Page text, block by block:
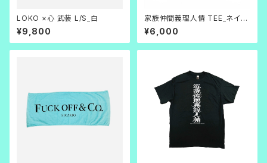
LOKO ×心 武装 L/S_白
¥9,800
家族仲間義理人情 TEE_ネイビ
ー×白
¥6,000